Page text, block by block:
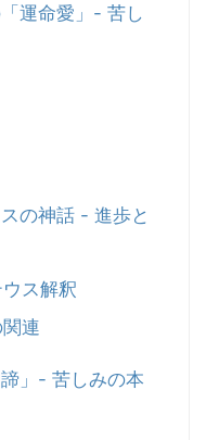
運命愛」- 苦し
の神話 - 進歩と
ス解釈
連
」- 苦しみの本